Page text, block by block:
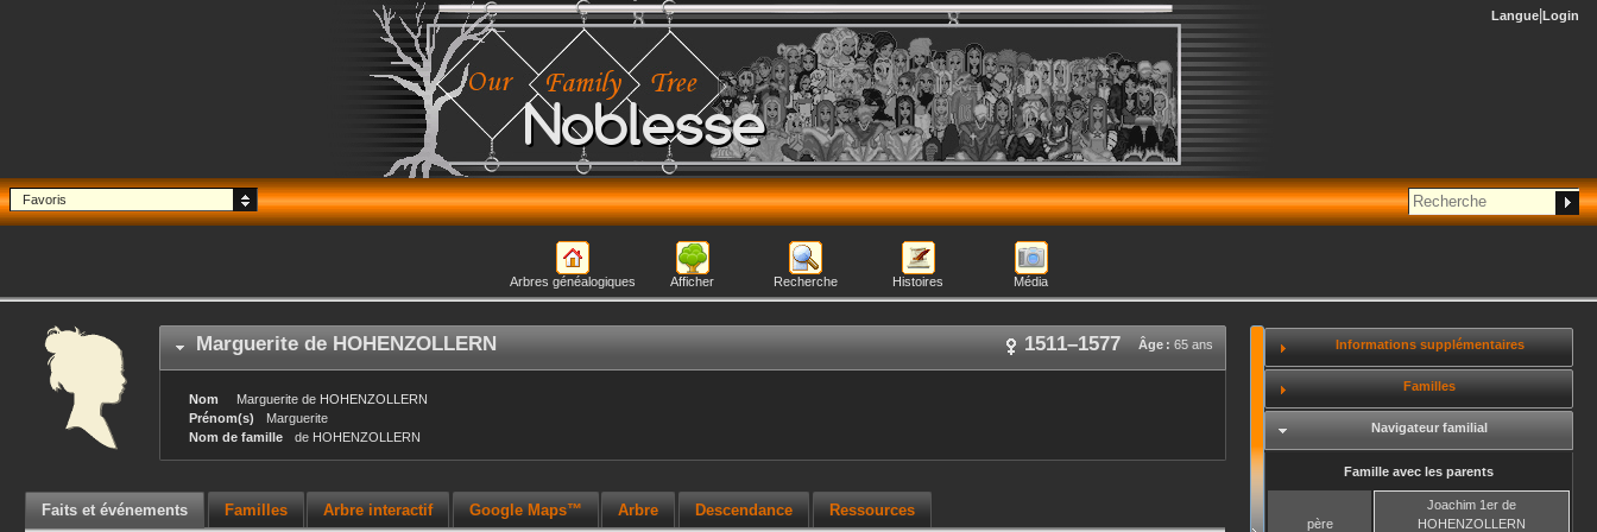
Noblesse
Langue Login
Favoris
Arbres généalogiques Afficher Recherche Histoires Média
Marguerite de HOHENZOLLERN Âge : 65 ans
1511–1577
Nom Marguerite de HOHENZOLLERN
Prénom(s)
Marguerite
Nom de famille
de HOHENZOLLERN
Faits et événements Familles Arbre interactif Google Maps™ Arbre Descendance Ressources
Informations supplémentaires
Familles
Navigateur familial
Famille avec les parents
père
Joachim 1er de
HOHENZOLLERN